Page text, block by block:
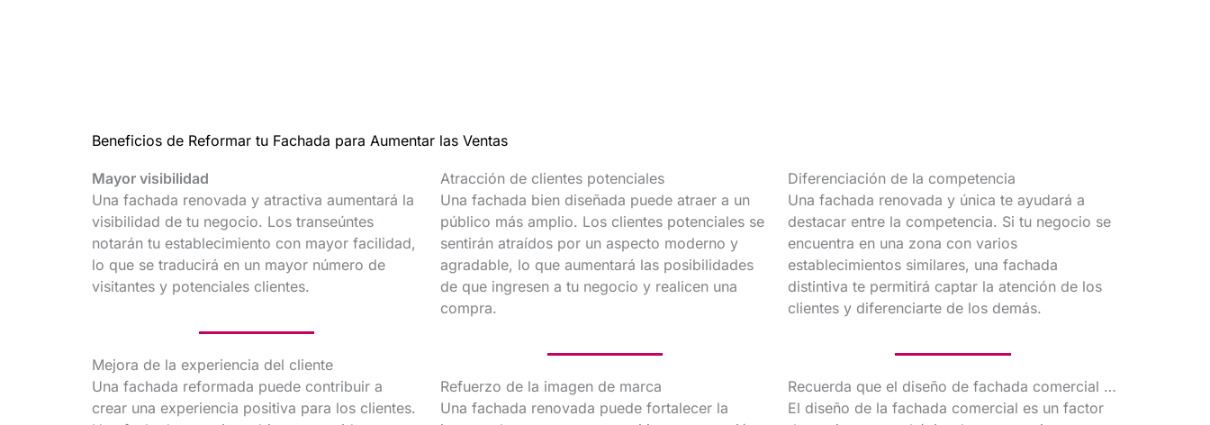
Beneficios de Reformar tu Fachada para Aumentar las Ventas
Mayor visibilidad
Una fachada renovada y atractiva aumentará la
visibilidad de tu negocio. Los transeúntes
notarán tu establecimiento con mayor facilidad,
lo que se traducirá en un mayor número de
visitantes y potenciales clientes.
Mejora de la experiencia del cliente
Una fachada reformada puede contribuir a
crear una experiencia positiva para los clientes.
Atracción de clientes potenciales
Una fachada bien diseñada puede atraer a un
público más amplio. Los clientes potenciales se
sentirán atraídos por un aspecto moderno y
agradable, lo que aumentará las posibilidades
de que ingresen a tu negocio y realicen una
compra.
Refuerzo de la imagen de marca
Una fachada renovada puede fortalecer la
Diferenciación de la competencia
Una fachada renovada y única te ayudará a
destacar entre la competencia. Si tu negocio se
encuentra en una zona con varios
establecimientos similares, una fachada
distintiva te permitirá captar la atención de los
clientes y diferenciarte de los demás.
Recuerda que el diseño de fachada comercial …
El diseño de la fachada comercial es un factor